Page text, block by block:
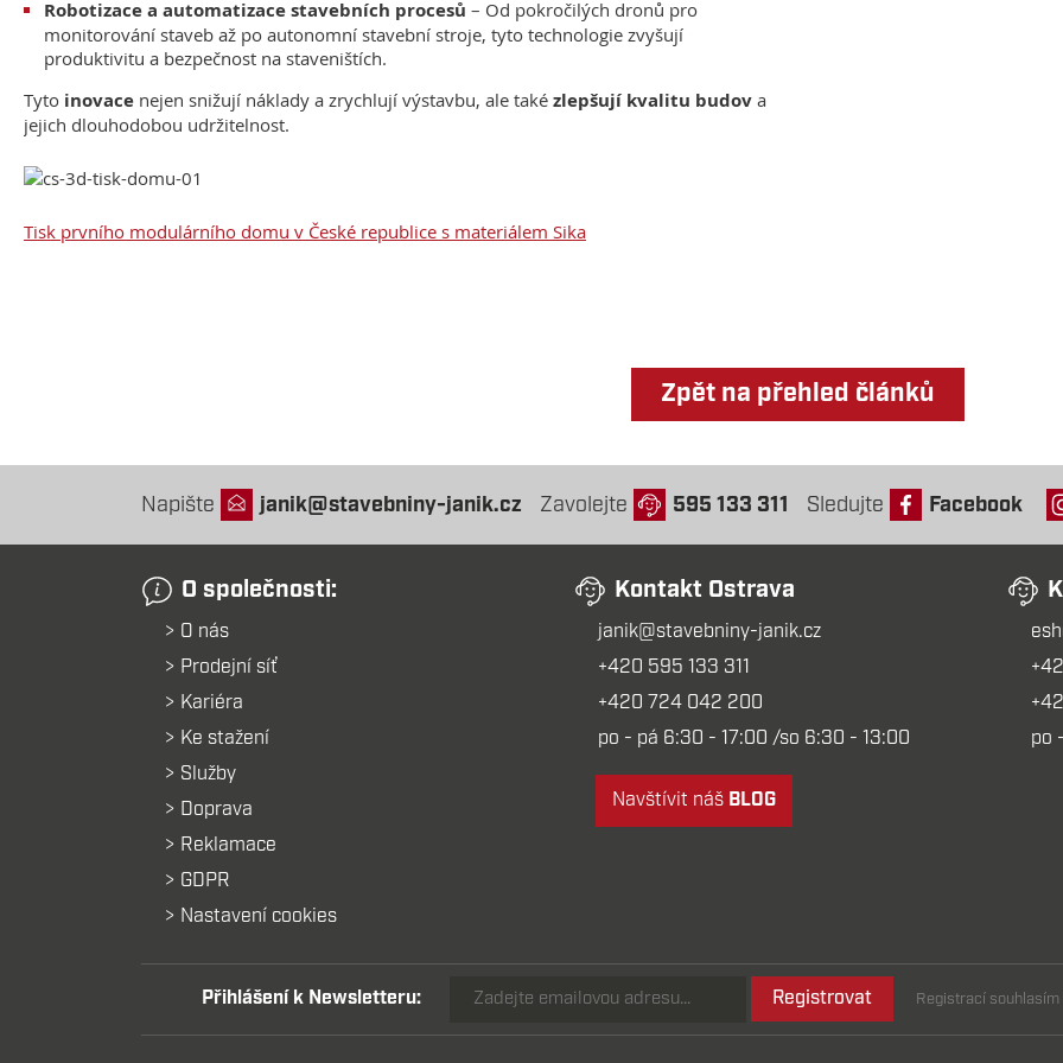
Robotizace a automatizace stavebních procesů – Od pokročilých dronů pro
monitorování staveb až po autonomní stavební stroje, tyto technologie zvyšují
produktivitu a bezpečnost na staveništích.
Tyto inovace nejen snižují náklady a zrychlují výstavbu, ale také zlepšují kvalitu budov a
jejich dlouhodobou udržitelnost.
Tisk prvního modulárního domu v České republice s materiálem Sika
Zpět na přehled článků
Napište janik@stavebniny-janik.cz Zavolejte 595 133 311 Sledujte Facebook
O společnosti:
O nás
Prodejní síť
Kariéra
Ke stažení
Služby
Doprava
Reklamace
GDPR
Nastavení cookies
Kontakt Ostrava
janik@stavebniny-janik.cz
+420 595 133 311
+420 724 042 200
po - pá 6:30 - 17:00 /so 6:30 - 13:00
Navštívit náš BLOG
po
Přihlášení k Newsletteru: Registrovat Registrací souhlasím